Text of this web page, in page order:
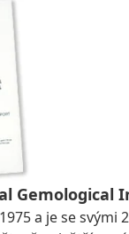
Gemological
a je se svými